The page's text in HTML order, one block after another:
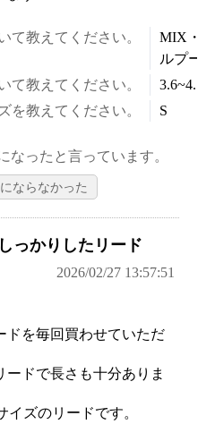
て教えてください。
MIX・マ
ルプー
て教えてください。
を教えてください。
S
なったと言っています。
ならなかった
っかりしたリード
2026/02/27 13:57:51
ドを毎回買わせていただ
ードで長さも十分ありま
イズのリードです。